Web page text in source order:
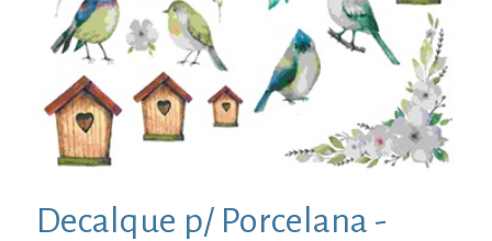
Decalque p/ Porcelana -